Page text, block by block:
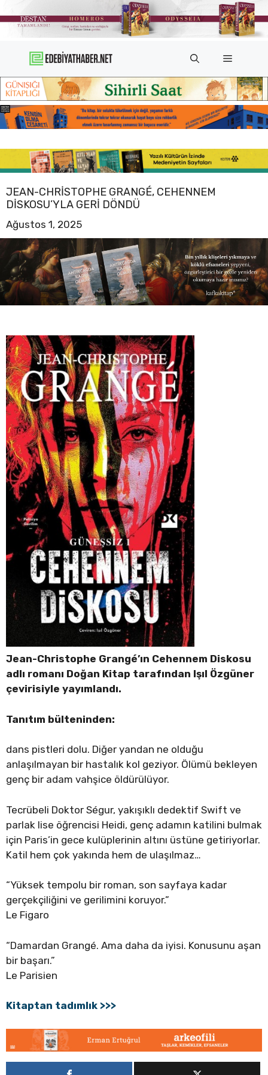
atla
Menü
JEAN-CHRISTOPHE GRANGÉ, CEHENNEM
DISKOSU’YLA GERI DÖNDÜ
Ağustos 1, 2025
Jean-Christophe Grangé’ın Cehennem Diskosu
adlı romanı Doğan Kitap tarafından Işıl Özgüner
çevirisiyle yayımlandı.
Tanıtım bülteninden:
dans pistleri dolu. Diğer yandan ne olduğu
anlaşılmayan bir hastalık kol geziyor. Ölümü bekleyen
genç bir adam vahşice öldürülüyor.
Tecrübeli Doktor Ségur, yakışıklı dedektif Swift ve
parlak lise öğrencisi Heidi, genç adamın katilini bulmak
için Paris’in gece kulüplerinin altını üstüne getiriyorlar.
Katil hem çok yakında hem de ulaşılmaz…
“Yüksek tempolu bir roman, son sayfaya kadar
gerçekçiliğini ve gerilimini koruyor.”
Le Figaro
“Damardan Grangé. Ama daha da iyisi. Konusunu aşan
bir başarı.”
Le Parisien
Kitaptan tadımlık >>>